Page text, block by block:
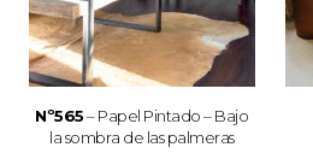
Nº565– Papel Pintado – Bajo
la sombra de las palmeras